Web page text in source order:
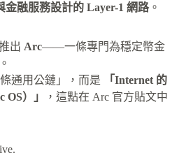
金融服務設計的 Layer-1 網路。
出 Arc——一條專門為穩定幣金
通用公鏈」，而是
「Internet 的
）」
，這點在 Arc 官方貼文中